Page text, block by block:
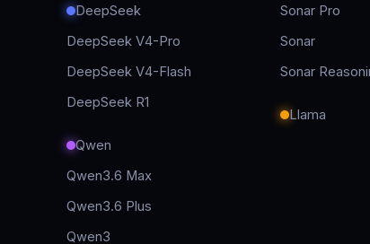
DeepSeek
DeepSeek V4-Pro
DeepSeek V4-Flash
DeepSeek R1
Qwen
Qwen3.6 Max
Qwen3.6 Plus
Qwen3
Sonar Pro
Sonar
Sonar
Llama